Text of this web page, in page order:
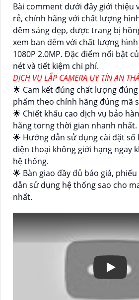
Bài comment dưới đây giới thiệu
rẻ, chính hãng với chất lượng
đêm sáng đẹp, được trang bị
xem ban đêm với chất lượng hình
1080P 2.0MP. Đặc điểm nổi bật
nét và tiết kiệm chi phí.
DỊCH VỤ LẮP CAMERA UY TÍN AN
🌟 Cam kết đúng chất lượng
phẩm theo chính hãng đúng mã
🌟 Chiết khấu cao dịch vụ bảo
hãng torng thời gian nhanh nhất.
🌟 Hướng dẫn sử dụng cài đặt
điện thoại không giới hạng ngay
hệ thống.
🌟 Bàn giao đầy đủ báo giá,
dẫn sử dụng hệ thống sao cho
nhất.